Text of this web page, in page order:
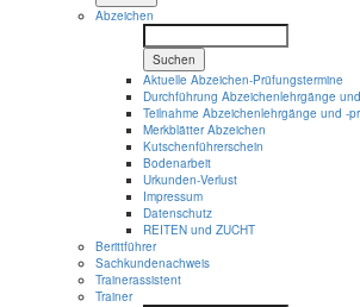
Abzeichen
Suchen
Aktuelle Abzeichen-Prüfungstermine
Durchführung Abzeichenlehrgänge
Teilnahme Abzeichenlehrgänge und -
Merkblätter Abzeichen
Kutschenführerschein
Bodenarbeit
Urkunden-Verlust
Impressum
Datenschutz
REITEN und ZUCHT
Berittführer
Sachkundenachweis
Trainerassistent
Trainer